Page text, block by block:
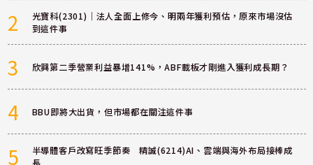
2
光寶科(2301)｜法人全面上修今、明兩年獲利預估，原來市場沒估
到這件事
3 欣興第二季營業利益暴增141%，ABF載板才剛進入獲利成長期？
4 BBU即將大出貨，但市場都在關注這件事
5
半導體客戶改寫旺季節奏 精誠(6214)AI、雲端與海外布局接棒成